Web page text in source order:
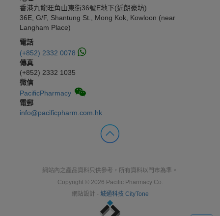
香港九龍旺角山東街36號E地下(近朗豪坊)
36E, G/F, Shantung St., Mong Kok, Kowloon (near
Langham Place)
電話
(+852) 2332 0078
傳真
(+852) 2332 1035
微信
PacificPharmacy
電郵
info@pacificpharm.com.hk
網站內之產品資料只供參考，所有資料以門市為準。
Copyright © 2026 Pacific Pharmacy Co.
網站設計 - 城通科技 CityTone